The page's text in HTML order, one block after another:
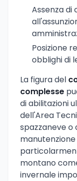
Assenza di
Posizione
obblighi di
La figura del
complesse
di abilitazioni
dell'Area
spazzaneve
montano
invernale